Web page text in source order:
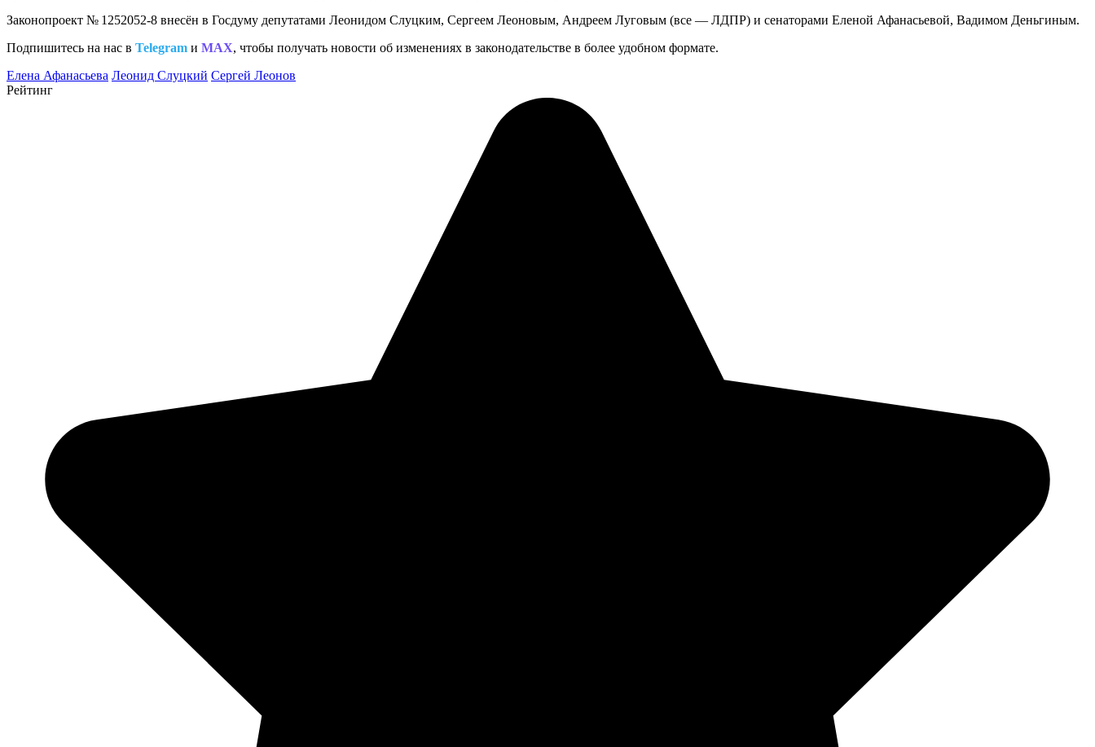
Законопроект № 1252052-8 внесён в Госдуму депутатами Леонидом Слуцким, Сергеем Леоновым, Андреем Луговым (все — ЛДПР) и сенаторами Еленой Афанасьевой, Вадимом Деньгиным.
Подпишитесь на нас в Telegram и MAX, чтобы получать новости об изменениях в законодательстве в более удобном формате.
Елена Афанасьева Леонид Слуцкий Сергей Леонов
Рейтинг